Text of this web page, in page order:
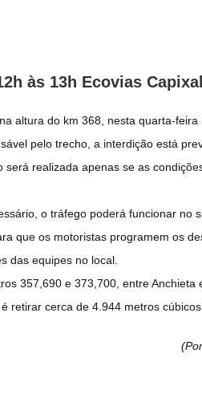
às 13h Ecovias
altura do km 368, nesta quarta-feira
pelo trecho, a interdição está
realizada apenas se as
o tráfego poderá funcionar no
que os motoristas programem os
das equipes no local.
357,690 e 373,700, entre Anchieta
retirar cerca de 4.944 metros cúbicos